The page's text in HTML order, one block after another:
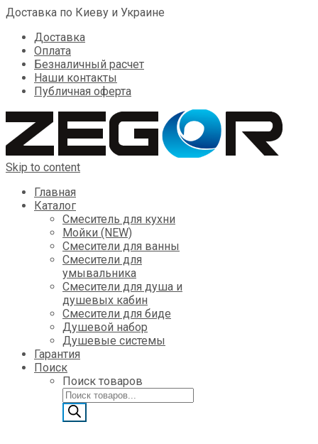
Доставка по Киеву и Украине
Доставка
Оплата
Безналичный расчет
Наши контакты
Публичная оферта
Skip to content
Главная
Каталог
Смеситель для кухни
Мойки (NEW)
Смесители для ванны
Смесители для
умывальника
Смесители для душа и
душевых кабин
Смесители для биде
Душевой набор
Душевые системы
Гарантия
Поиск
Поиск товаров